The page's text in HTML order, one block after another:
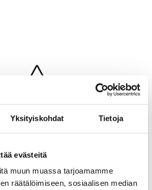
Yksityiskohdat Tietoja
evästeitä
muun muassa tarjoamamme
räätälöimiseen, sosiaalisen median
Hups...
pieleen sivun lataamisessa